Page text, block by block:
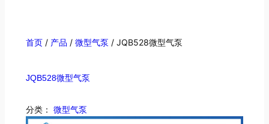
首页 / 产品 / 微型气泵 / JQB528微型气泵
JQB528微型气泵
分类： 微型气泵